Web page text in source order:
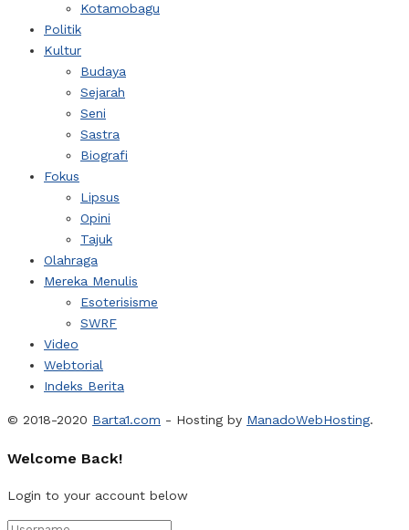
Kotamobagu
Politik
Kultur
Budaya
Sejarah
Seni
Sastra
Biografi
Fokus
Lipsus
Opini
Tajuk
Olahraga
Mereka Menulis
Esoterisisme
SWRF
Video
Webtorial
Indeks Berita
© 2018-2020 Barta1.com - Hosting by ManadoWebHosting.
Welcome Back!
Login to your account below